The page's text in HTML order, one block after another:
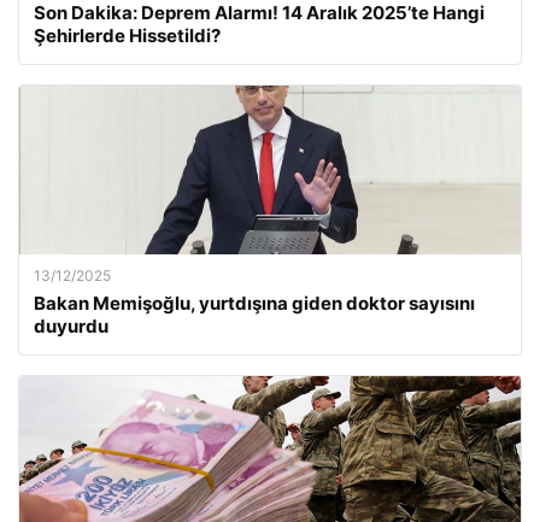
Son Dakika: Deprem Alarmı! 14 Aralık 2025’te Hangi
Şehirlerde Hissetildi?
13/12/2025
Bakan Memişoğlu, yurtdışına giden doktor sayısını
duyurdu